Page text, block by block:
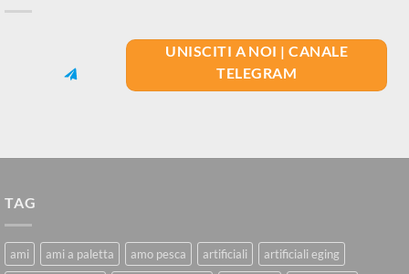
UNISCITI A NOI | CANALE
TELEGRAM
TAG
ami ami a paletta amo pesca artificiali
artificiali eging